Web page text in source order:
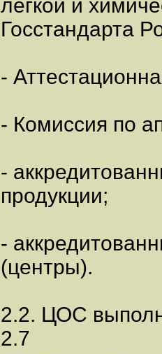
легкой и
Госстандарта
-
- Комиссия по
-
продукции;
-
(центры).
2.2. ЦОС
2.7